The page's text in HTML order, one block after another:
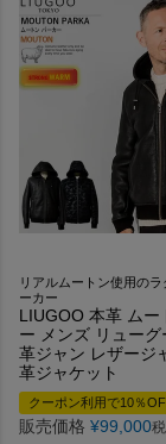
リアルムートン使用の
ーカー
LIUGOO 本革 ムー
ー メンズ リューグ
革ジャン レザージ
革ジャケット
クーポン利用で10％
販売価格 ¥99,000